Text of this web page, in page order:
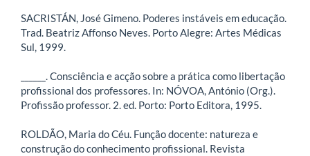
SACRISTÁN, José Gimeno. Poderes instáveis em educação.
Trad. Beatriz Affonso Neves. Porto Alegre: Artes Médicas
Sul, 1999.
______. Consciência e acção sobre a prática como libertação
profissional dos professores. In: NÓVOA, António (Org.).
Profissão professor. 2. ed. Porto: Porto Editora, 1995.
ROLDÃO, Maria do Céu. Função docente: natureza e
construção do conhecimento profissional. Revista